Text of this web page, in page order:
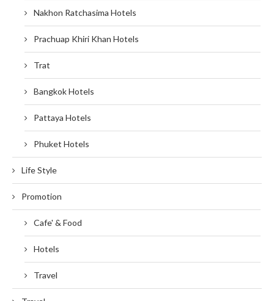
Nakhon Ratchasima Hotels
Prachuap Khiri Khan Hotels
Trat
Bangkok Hotels
Pattaya Hotels
Phuket Hotels
Life Style
Promotion
Cafe' & Food
Hotels
Travel